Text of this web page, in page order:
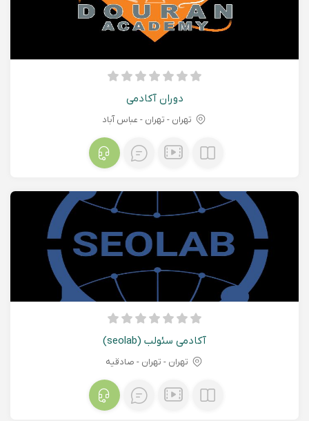
دوران آکادمی
تهران - تهران - عباس آباد
آکادمی سئولب (seolab)
تهران - تهران - صادقیه